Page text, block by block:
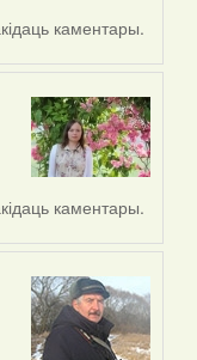
каментары.
каментары.